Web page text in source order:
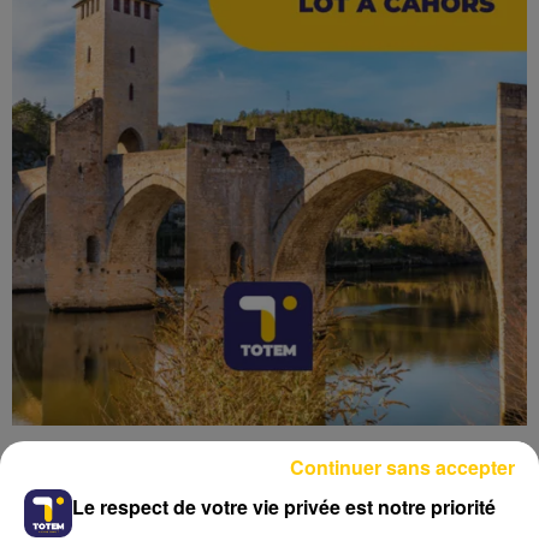
Le respect de votre vie privée est notre priorité
Continuer sans accepter